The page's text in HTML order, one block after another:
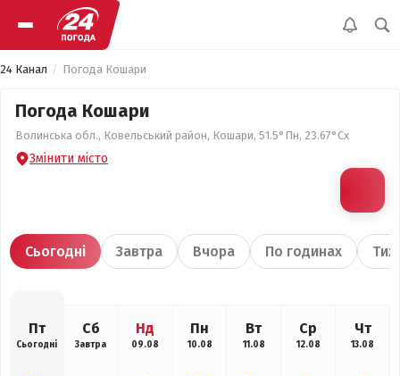
24 Канал Погода Кошари
Погода Кошари
Волинська обл., Ковельський район, Кошари, 51.5°Пн, 23.67°Сх
Змінити місто
Сьогодні Завтра Вчора По годинах
Пт
Сьогодні
Сб
Завтра
Нд
09.08
Пн
10.08
Вт
11.08
Ср
12.08
Чт
13.08